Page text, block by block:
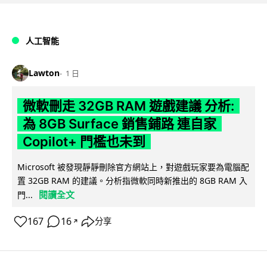
人工智能
Lawton 1 日
微軟刪走 32GB RAM 遊戲建議 分析:
為 8GB Surface 銷售鋪路 連自家
Copilot+ 門檻也未到
Microsoft 被發現靜靜刪除官方網站上，對遊戲玩家要為電腦配
置 32GB RAM 的建議。分析指微軟同時新推出的 8GB RAM 入
門...
閱讀全文
167 16 ↗ 分享